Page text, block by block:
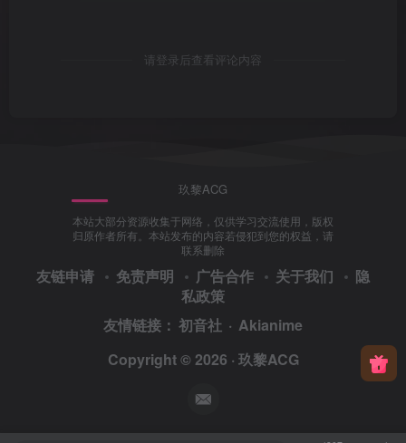
请登录后查看评论内容
玖黎ACG
本站大部分资源收集于网络，仅供学习交流使用，版权
归原作者所有。本站发布的内容若侵犯到您的权益，请
联系删除
友链申请 免责声明 广告合作 关于我们
隐
私政策
友情链接： 初音社 · Akianime
Copyright © 2026 · 玖黎ACG